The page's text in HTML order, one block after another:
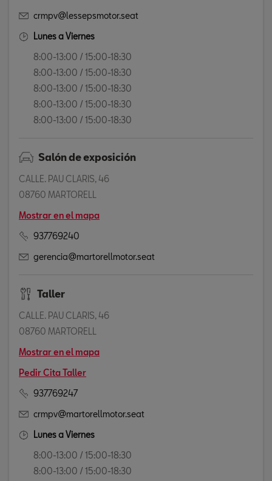
crmpv@lessepsmotor.seat
Lunes a Viernes
8:00-13:00 / 15:00-18:30
8:00-13:00 / 15:00-18:30
8:00-13:00 / 15:00-18:30
8:00-13:00 / 15:00-18:30
8:00-13:00 / 15:00-18:30
Salón de exposición
CALLE. PAU CLARIS, 46
08760 MARTORELL
Mostrar en el mapa
937769240
gerencia@martorellmotor.seat
Taller
CALLE. PAU CLARIS, 46
08760 MARTORELL
Mostrar en el mapa
Pedir Cita Taller
937769247
crmpv@martorellmotor.seat
Lunes a Viernes
8:00-13:00 / 15:00-18:30
8:00-13:00 / 15:00-18:30